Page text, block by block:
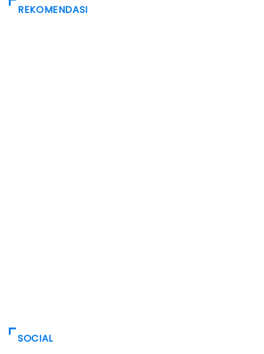
REKOMENDASI
SOCIAL